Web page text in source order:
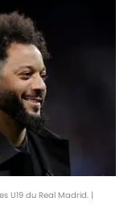
U19 du Real Madrid. |